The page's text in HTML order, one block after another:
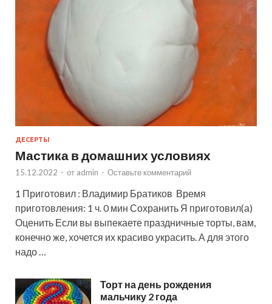
ДЕСЕРТЫ
Мастика в домашних условиях
15.12.2022 - от admin - Оставьте комментарий
1 Приготовил : Владимир Братиков Время
приготовления: 1 ч. 0 мин Сохранить Я приготовил(а)
Оценить Если вы выпекаете праздничные торты, вам,
конечно же, хочется их красиво украсить. А для этого
надо …
Торт на день рождения
мальчику 2 года